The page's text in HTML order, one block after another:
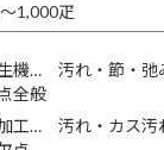
1,000疋
機… 汚れ・節・弛
全般
工… 汚れ・カス汚